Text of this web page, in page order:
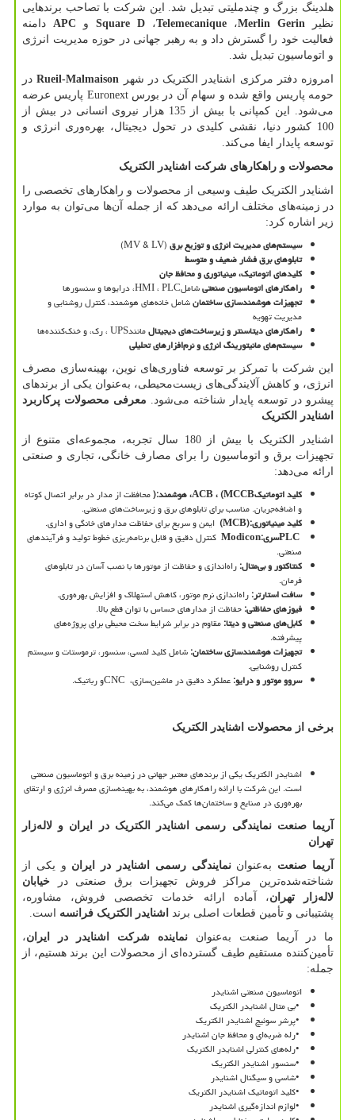
هلدینگ بزرگ و چندملیتی تبدیل شد. این شرکت با تصاحب برندهایی
نظیر Merlin Gerin، Telemecanique، Square D و APC دامنه
فعالیت خود را گسترش داد و به رهبر جهانی در حوزه مدیریت انرژی
و اتوماسیون تبدیل شد.
امروزه دفتر مرکزی اشنایدر الکتریک در شهر Rueil-Malmaisonدر
حومه پاریس واقع شده و سهام آن در بورس Euronext پاریس عرضه
می‌شود. این کمپانی با بیش از 135 هزار نیروی انسانی در بیش از
100 کشور دنیا، نقشی کلیدی در تحول دیجیتال، بهره‌وری انرژی و
توسعه پایدار ایفا می‌کند.
محصولات و راهکارهای شرکت اشنایدر الکتریک
اشنایدر الکتریک طیف وسیعی از محصولات و راهکارهای تخصصی را
در زمینه‌های مختلف ارائه می‌دهد که از جمله آن‌ها می‌توان به موارد
زیر اشاره کرد:
سیستم‌های مدیریت انرژی و توزیع برق(MV & LV)
تابلوهای برق فشار ضعیف و متوسط
کلیدهای اتوماتیک، مینیاتوری و محافظ جان
راهکارهای اتوماسیون صنعتیشاملPLC،HMI، درایوها و سنسورها
تجهیزات هوشمندسازی ساختمانشامل خانه‌های هوشمند، کنترل روشنایی و
مدیریت تهویه
راهکارهای دیتاسنتر و زیرساخت‌های دیجیتالمانندUPS، رک، و خنک‌کننده‌ها
سیستم‌های مانیتورینگ انرژی و نرم‌افزارهای تحلیلی
این شرکت با تمرکز بر توسعه فناوری‌های نوین، بهینه‌سازی مصرف
انرژی، و کاهش آلایندگی‌های زیست‌محیطی، به‌عنوان یکی از برندهای
پیشرو در توسعه پایدار شناخته می‌شود.
معرفی محصولات پرکاربرد
اشنایدر الکتریک
اشنایدر الکتریک با بیش از 180 سال تجربه، مجموعه‌ای متنوع از
تجهیزات برق و اتوماسیون را برای مصارف خانگی، تجاری و صنعتی
ارائه می‌دهد:
کلید اتوماتیک(MCCB،ACB، هوشمند):محافظت از مدار در برابر اتصال کوتاه
و اضافه‌جریان. مناسب برای تابلوهای برق و زیرساخت‌های صنعتی.
کلید مینیاتوری(MCB): ایمن و سریع برای حفاظت مدارهای خانگی و اداری.
PLCسریModicon: کنترل دقیق و قابل برنامه‌ریزی خطوط تولید و فرآیندهای
صنعتی.
کنتاکتور و بی‌متال:راه‌اندازی و حفاظت از موتورها با نصب آسان در تابلوهای
فرمان.
سافت استارتر:راه‌اندازی نرم موتور، کاهش استهلاک و افزایش بهره‌وری.
فیوزهای حفاظتی:حفاظت از مدارهای حساس با توان قطع بالا.
کابل‌های صنعتی و دیتا:مقاوم در برابر شرایط سخت محیطی برای پروژه‌های
پیشرفته.
تجهیزات هوشمندسازی ساختمان:شامل کلید لمسی، سنسور، ترموستات و سیستم
کنترل روشنایی.
سروو موتور و درایو:عملکرد دقیق در ماشین‌سازی، CNCو رباتیک.
برخی از محصولات اشنایدر الکتریک
اشنایدر الکتریک یکی از برندهای معتبر جهانی در زمینه برق و اتوماسیون صنعتی
است. این شرکت با ارائه راهکارهای هوشمند، به بهینه‌سازی مصرف انرژی و ارتقای
بهره‌وری در صنایع و ساختمان‌ها کمک می‌کند.
آریما صنعت نمایندگی رسمی اشنایدر الکتریک در ایران و لاله‌زار
تهران
آریما صنعت به‌عنواننمایندگی رسمی اشنایدر در ایران و یکی از
شناخته‌شده‌ترین مراکز فروش تجهیزات برق صنعتی در خیابان
لاله‌زار تهران، آماده ارائه خدمات تخصصی فروش، مشاوره،
پشتیبانی و تأمین قطعات اصلی برند
اشنایدر الکتریک فرانسه است.
ما در آریما صنعت به‌عنوان نماینده شرکت اشنایدر در ایران،
تأمین‌کننده مستقیم طیف گسترده‌ای از محصولات این برند هستیم، از
جمله:
اتوماسیون صنعتی اشنایدر
•بی متال اشنایدر الکتریک
•پرشر سوئیچ اشنایدر الکتریک
•رله ضربه‌ای و محافظ جان اشنایدر
•رله‌های کنترلی اشنایدر الکتریک
•سنسور اشنایدر الکتریک
•شاسی و سیگنال اشنایدر
•کلید اتوماتیک اشنایدر الکتریک
•لوازم اندازه‌گیری اشنایدر